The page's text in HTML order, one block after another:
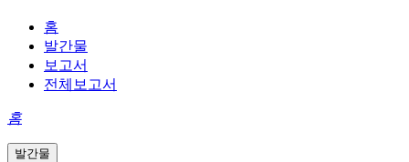
홈
발간물
보고서
전체보고서
홈
발간물